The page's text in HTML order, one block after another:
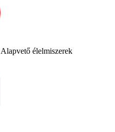
Alapvető élelmiszerek